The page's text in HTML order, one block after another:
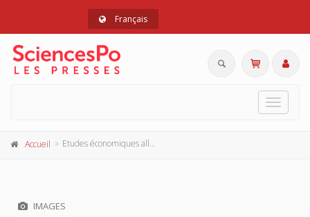
Français
Toggle
Accueil Etudes économiques allemandes
IMAGES